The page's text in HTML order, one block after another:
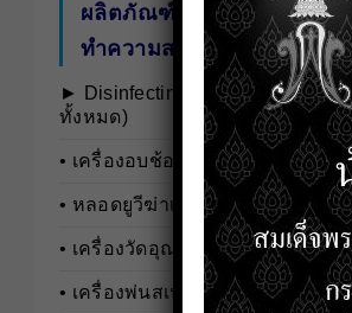
ผลิตภัณฑ์ป้องกันและ
ทำความสะอาดฆ่าเชื้อโรค
► Disinfecting and Cleaning …(ดู
ทั้งหมด)
• เครื่องอบช้อนยูวี
• หลอดยูวีฆ่าเชื้อ
• เครื่องวัดอุณหภูมิ
• เครื่องพ่นสเปรย์